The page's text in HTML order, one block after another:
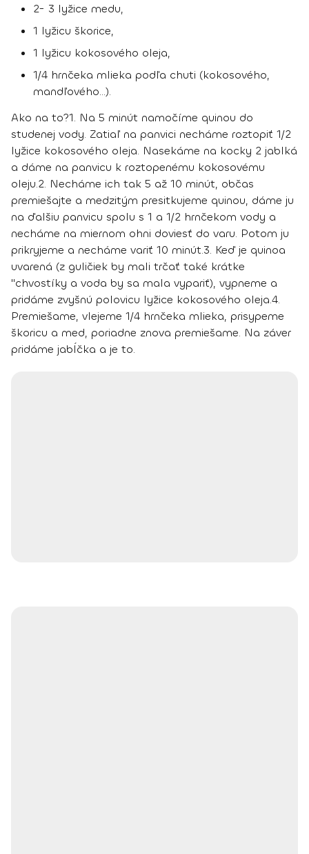
2- 3 lyžice medu,
1 lyžicu škorice,
1 lyžicu kokosového oleja,
1/4 hrnčeka mlieka podľa chuti (kokosového,
mandľového...).
Ako na to?1. Na 5 minút namočíme quinou do
studenej vody. Zatiaľ na panvici necháme roztopiť 1/2
lyžice kokosového oleja. Nasekáme na kocky 2 jablká
a dáme na panvicu k roztopenému kokosovému
oleju.2. Necháme ich tak 5 až 10 minút, občas
premiešajte a medzitým presitkujeme quinou, dáme ju
na ďalšiu panvicu spolu s 1 a 1/2 hrnčekom vody a
necháme na miernom ohni doviesť do varu. Potom ju
prikryjeme a necháme variť 10 minút.3. Keď je quinoa
uvarená (z guličiek by mali trčať také krátke
"chvostíky a voda by sa mala vypariť), vypneme a
pridáme zvyšnú polovicu lyžice kokosového oleja.4.
Premiešame, vlejeme 1/4 hrnčeka mlieka, prisypeme
škoricu a med, poriadne znova premiešame. Na záver
pridáme jabĺčka a je to.